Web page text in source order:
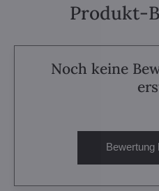
Produkt-
Noch keine
Bewertung